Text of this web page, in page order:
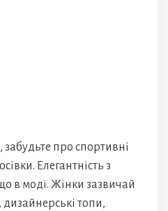
про спортивні
Елегантність з
в моді. Жінки зазвичай
дизайнерські топи,